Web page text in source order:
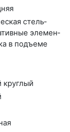
стель­
эле­мен­
в подъ­еме
круг­лый